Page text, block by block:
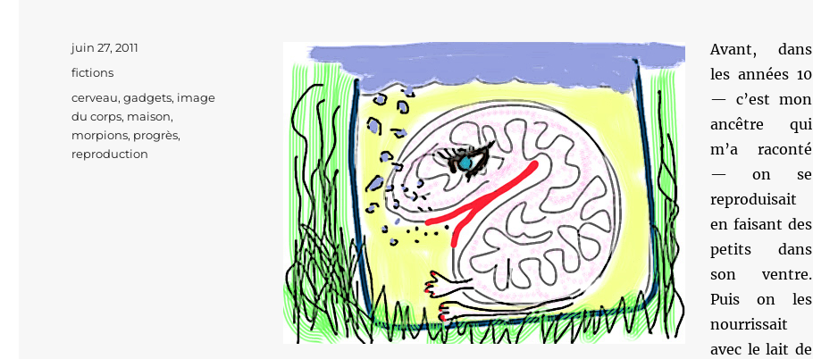
Avant, dans
les années 10
— c’est mon
ancêtre qui
m’a raconté
— on se
reproduisait
en faisant des
petits dans
son ventre.
Puis on les
nourrissait
avec le lait de
Publié
le
juin 27, 2011
Catégories
fictions
Étiquettes
cerveau,gadgets, image
du corps, maison,
morpions, progrès,
reproduction